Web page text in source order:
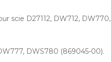
scie D27112, DW712, DW770,
DWS780 (869045-00).